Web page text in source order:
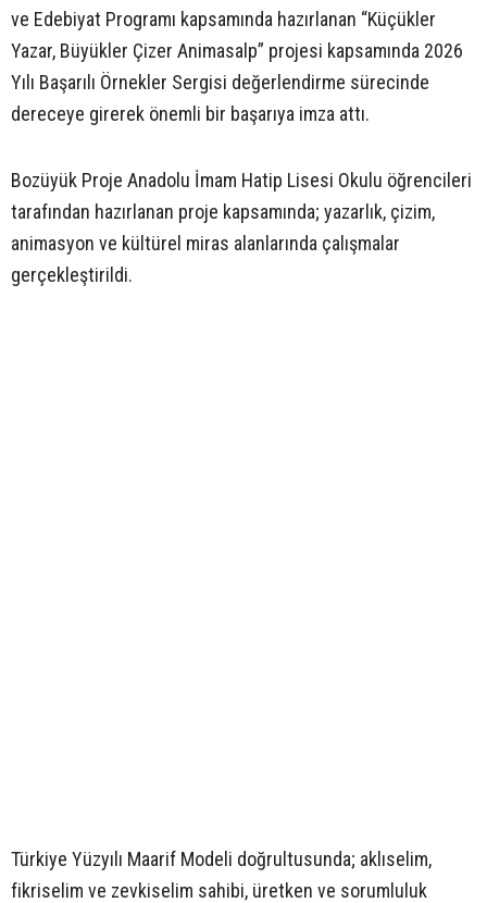
ve Edebiyat Programı kapsamında hazırlanan “Küçükler
Yazar, Büyükler Çizer Animasalp” projesi kapsamında 2026
Yılı Başarılı Örnekler Sergisi değerlendirme sürecinde
dereceye girerek önemli bir başarıya imza attı.
Bozüyük Proje Anadolu İmam Hatip Lisesi Okulu öğrencileri
tarafından hazırlanan proje kapsamında; yazarlık, çizim,
animasyon ve kültürel miras alanlarında çalışmalar
gerçekleştirildi.
Türkiye Yüzyılı Maarif Modeli doğrultusunda; aklıselim,
fikriselim ve zevkiselim sahibi, üretken ve sorumluluk